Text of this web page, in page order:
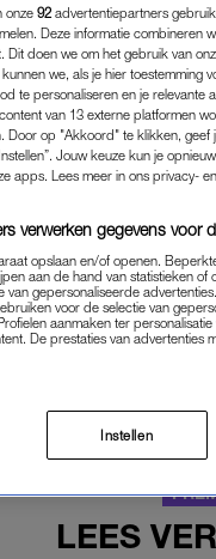
FAMILIE|
03-07-2026 |
LEES
onze 92 advertentiepartners
Deze informatie combineren
Dit doen we om het gebruik van
we, als je hier toestemming
te personaliseren en je relevante
van 13 externe platformen
Door op "Akkoord" te klikken,
Jouw keuze kun je
apps. Lees meer in ons privacy-
verwerken gegevens voor
opslaan en/of openen.
aan de hand van statistieken of
van gepersonaliseerde
voor de selectie van
aanmaken ter
De prestaties van advertenties
Instellen